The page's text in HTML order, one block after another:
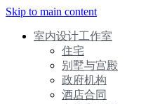
Skip to main content
室内设计工作室
住宅
别墅与宫殿
政府机构
酒店合同